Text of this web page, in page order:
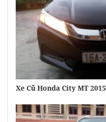
Xe Cũ Honda City MT 2015